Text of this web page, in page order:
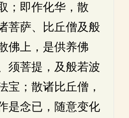
；即作化华，散
菩萨、比丘僧及般
佛上，是供养佛
须菩提，及般若波
宝；散诸比丘僧，
是念已，随意变化